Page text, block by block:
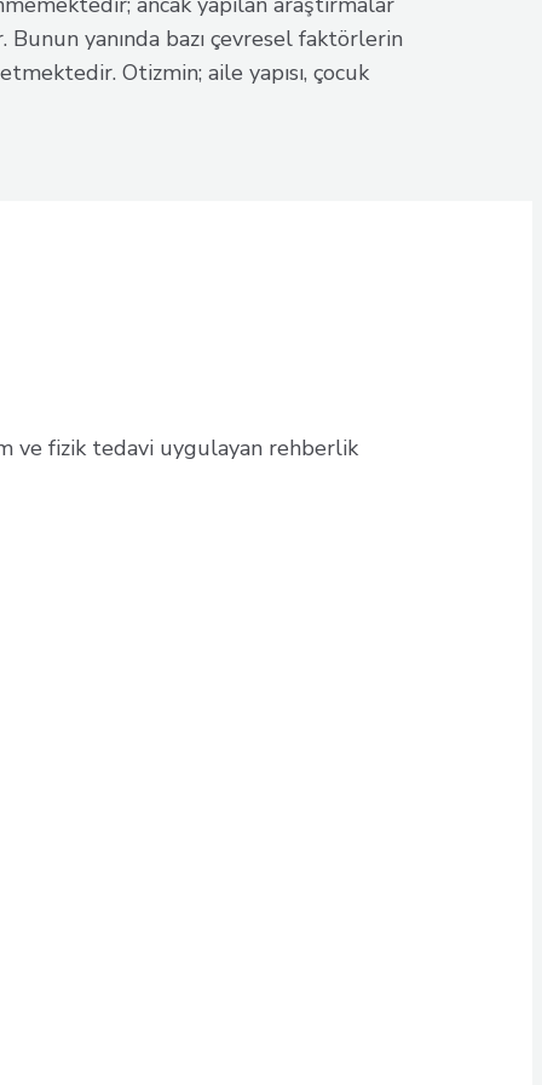
yanında bazı çevresel faktörlerin
Otizmin; aile yapısı, çocuk
ve fizik tedavi uygulayan rehberlik